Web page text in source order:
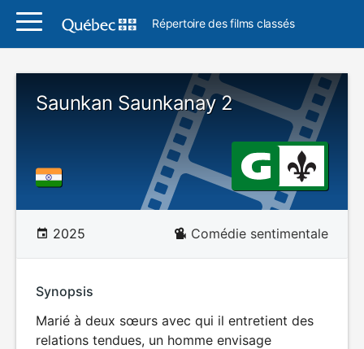
Répertoire des films classés
Saunkan Saunkanay 2
2025 Comédie sentimentale
Synopsis
Marié à deux sœurs avec qui il entretient des
relations tendues, un homme envisage